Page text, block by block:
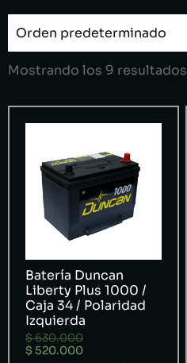
Mostrando los 9 resultados
Batería Duncan
Liberty Plus 1000 /
Caja 34 / Polaridad
Izquierda
$630.000
$ 520.000